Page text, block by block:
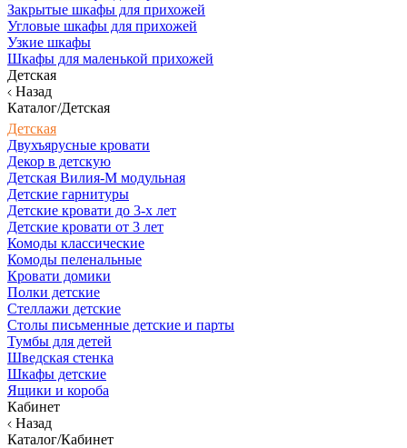
Закрытые шкафы для прихожей
Угловые шкафы для прихожей
Узкие шкафы
Шкафы для маленькой прихожей
Детская
Назад
Каталог/Детская
Детская
Двухъярусные кровати
Декор в детскую
Детская Вилия-М модульная
Детские гарнитуры
Детские кровати до 3-х лет
Детские кровати от 3 лет
Комоды классические
Комоды пеленальные
Кровати домики
Полки детские
Стеллажи детские
Столы письменные детские и парты
Тумбы для детей
Шведская стенка
Шкафы детские
Ящики и короба
Кабинет
Назад
Каталог/Кабинет